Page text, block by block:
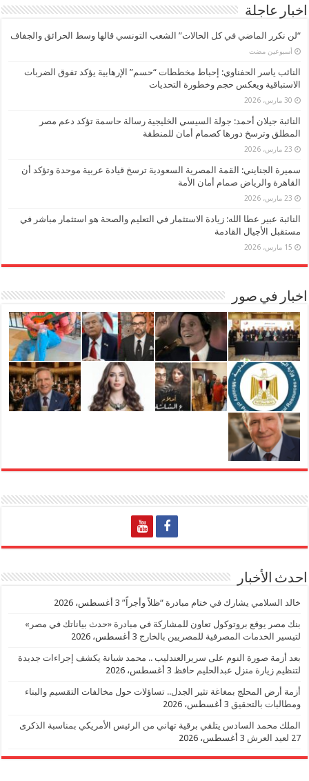
اخبار عاجلة
“لن نكرر الماضي في كل الحالات” الشعب التونسي قالها وسط الحرائق والجفاف
‏أسبوعين مضت
النائب ياسر الحفناوي: إحباط مخططات “حسم” الإرهابية يؤكد تفوق الضربات
الاستباقية ويعكس حجم وخطورة التحديات
30 مارس، 2026
النائبة جيلان أحمد: جولة السيسي الخليجية رسالة حاسمة تؤكد دعم مصر
المطلق وترسخ دورها كصمام أمان للمنطقة
23 مارس، 2026
سميرة الجنايني: القمة المصرية السعودية ترسخ قيادة عربية موحدة وتؤكد أن
القاهرة والرياض صمام أمان الأمة
23 مارس، 2026
النائبة عبير عطا الله: زيادة الاستثمار في التعليم والصحة هو استثمار مباشر في
مستقبل الأجيال القادمة
15 مارس، 2026
اخبار في صور
احدث الأخبار
خالد السلامي يشارك في ختام مبادرة “ظلاً وأجراً” 3 أغسطس، 2026
بنك مصر يوقع بروتوكول تعاون للمشاركة في مبادرة «حدث بياناتك في مصر»
لتيسير الخدمات المصرفية للمصريين بالخارج 3 أغسطس، 2026
بعد أزمة صورة النوم على سريرالعندليب .. محمد شبانة يكشف إجراءات جديدة
لتنظيم زيارة منزل عبدالحليم حافظ 3 أغسطس، 2026
أزمة أرض المحلج بمغاغة تثير الجدل.. تساؤلات حول مخالفات التقسيم والبناء
ومطالبات بالتحقيق 3 أغسطس، 2026
الملك محمد السادس يتلقي برقية تهاني من الرئيس الأمريكي بمناسبة الذكرى
27 لعيد العرش
3 أغسطس، 2026